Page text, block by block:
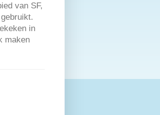
van SF,
in
maken